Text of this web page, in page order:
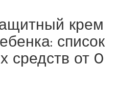
крем
список
средств от 0